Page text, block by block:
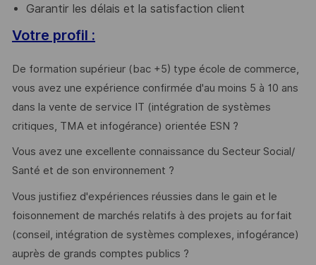
Garantir les délais et la satisfaction client
Votre profil :
De formation supérieur (bac +5) type école de commerce,
vous avez une expérience confirmée d'au moins 5 à 10 ans
dans la vente de service IT (intégration de systèmes
critiques, TMA et infogérance) orientée ESN ?
Vous avez une excellente connaissance du Secteur Social/
Santé et de son environnement ?
Vous justifiez d'expériences réussies dans le gain et le
foisonnement de marchés relatifs à des projets au forfait
(conseil, intégration de systèmes complexes, infogérance)
auprès de grands comptes publics ?